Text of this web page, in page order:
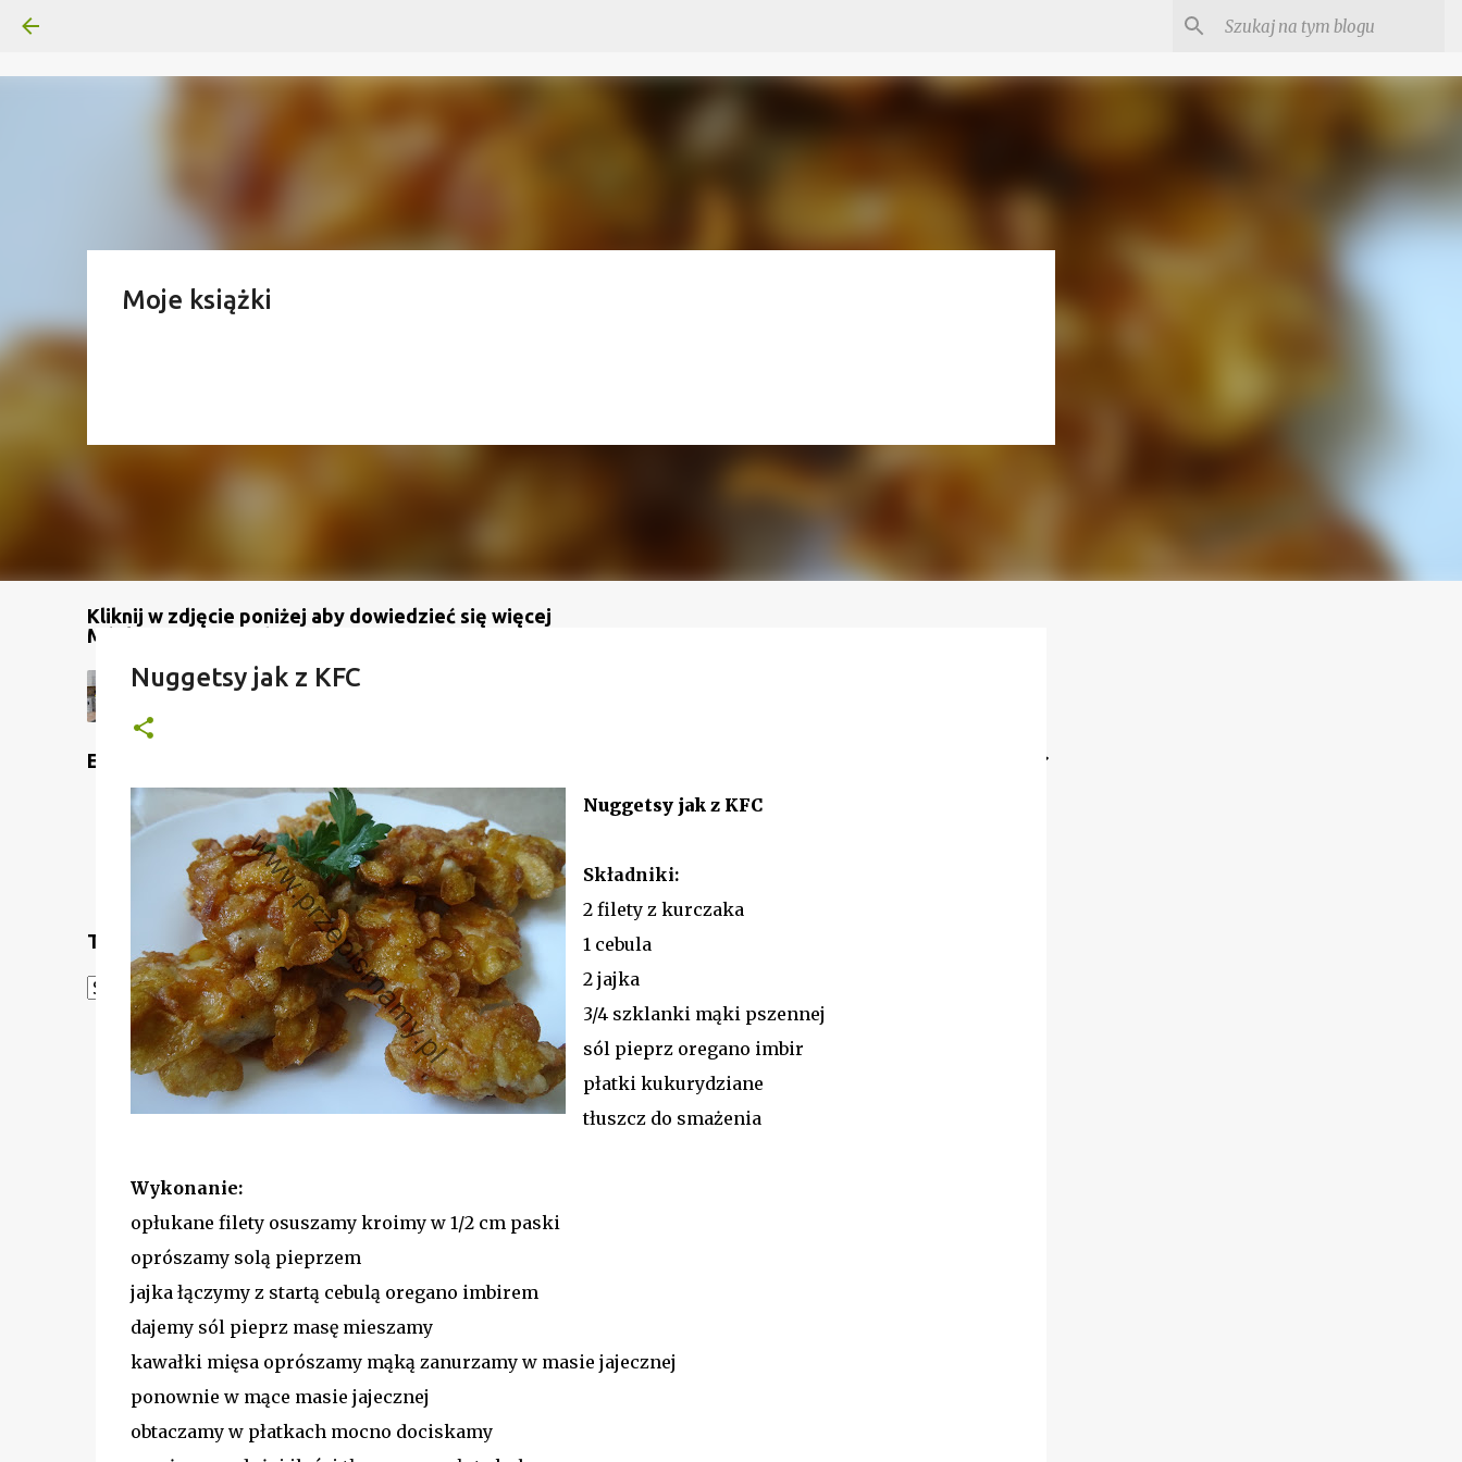
Kliknij w zdjęcie poniżej aby dowiedzieć się więcej
Moje książki
Mój kanał na YouTube
Etykiety
Translate
Powered by Translate
Nuggetsy jak z KFC
Nuggetsy jak z KFC
Składniki:
2 filety z kurczaka
1 cebula
2 jajka
3/4 szklanki mąki pszennej
sól pieprz oregano imbir
płatki kukurydziane
tłuszcz do smażenia
Wykonanie:
opłukane filety osuszamy kroimy w 1/2 cm paski
oprószamy solą pieprzem
jajka łączymy z startą cebulą oregano imbirem
dajemy sól pieprz masę mieszamy
kawałki mięsa oprószamy mąką zanurzamy w masie jajecznej
ponownie w mące masie jajecznej
obtaczamy w płatkach mocno dociskamy